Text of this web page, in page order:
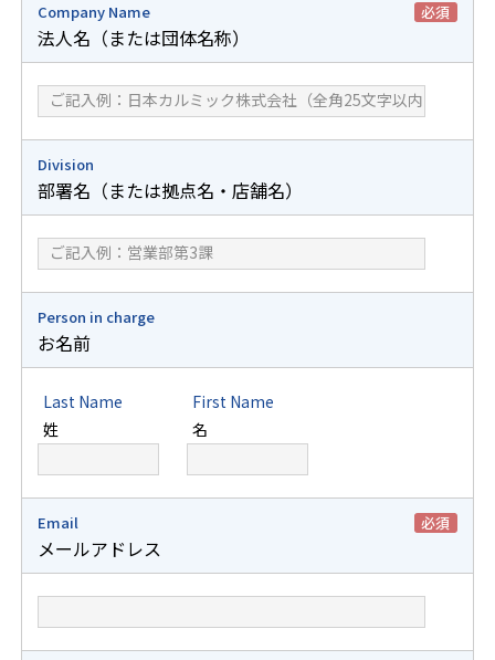
Company Name
法人名（または団体名称）
必須
Division
部署名（または拠点名・店舗名）
Person in charge
お名前
Last Name
姓
First Name
名
Email
メールアドレス
必須